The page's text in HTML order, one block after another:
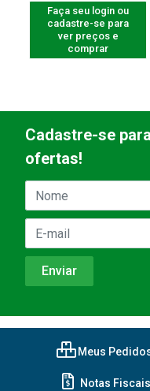
Faça seu login ou
cadastre-se para
ver preços e
comprar
Cadastre-se
ofertas!
Meus
Notas Fiscais